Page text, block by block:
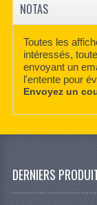
NOTAS
Toutes les
intéressés,
envoyant un
l'entente pour
Envoyez un
DERNIERS